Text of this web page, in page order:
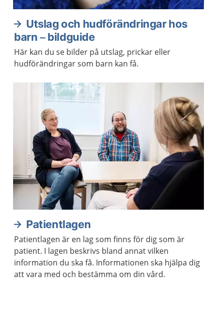
Utslag och hudförändringar hos
barn – bildguide
Här kan du se bilder på utslag, prickar eller
hudförändringar som barn kan få.
Patientlagen
Patientlagen är en lag som finns för dig som är
patient. I lagen beskrivs bland annat vilken
information du ska få. Informationen ska hjälpa dig
att vara med och bestämma om din vård.